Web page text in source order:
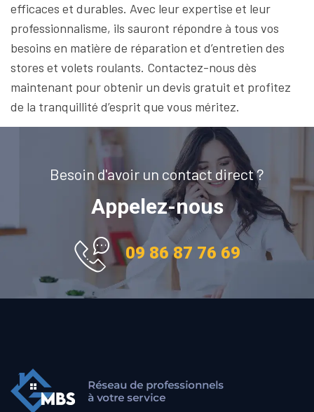
efficaces et durables. Avec leur expertise et leur
professionnalisme, ils sauront répondre à tous vos
besoins en matière de réparation et d’entretien des
stores et volets roulants. Contactez-nous dès
maintenant pour obtenir un devis gratuit et profitez
de la tranquillité d’esprit que vous méritez.
Besoin d'avoir un contact direct ?
Appelez-nous
09 86 87 76 69